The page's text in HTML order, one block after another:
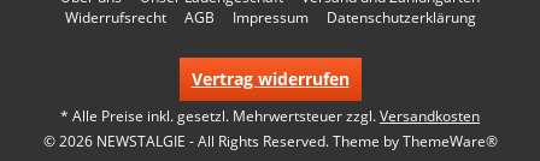
Widerrufsrecht
AGB Impressum Datenschutzerklärung
Vertrag widerrufen
* Alle Preise inkl. gesetzl. Mehrwertsteuer zzgl.Versandkosten
© 2026 NEWSTALGIE - All Rights Reserved. Theme byThemeWare®